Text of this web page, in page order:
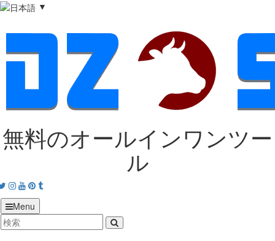
▼
無料のオールインワンツー
ル
Twitter
Instagram
Youtube
Pinterest
tumblr
Menu